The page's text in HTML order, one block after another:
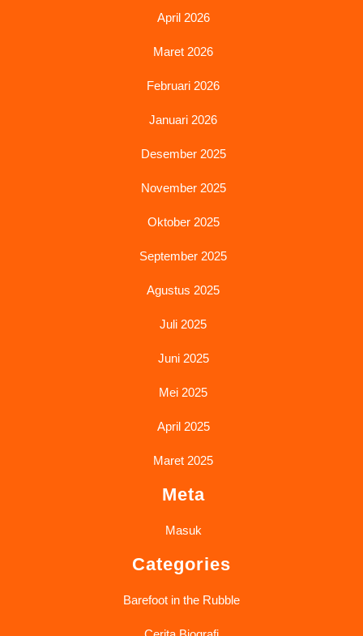
April 2026
Maret 2026
Februari 2026
Januari 2026
Desember 2025
November 2025
Oktober 2025
September 2025
Agustus 2025
Juli 2025
Juni 2025
Mei 2025
April 2025
Maret 2025
Meta
Masuk
Categories
Barefoot in the Rubble